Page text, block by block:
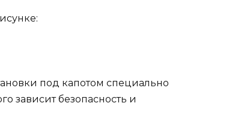
под капотом специально
зависит безопасность и